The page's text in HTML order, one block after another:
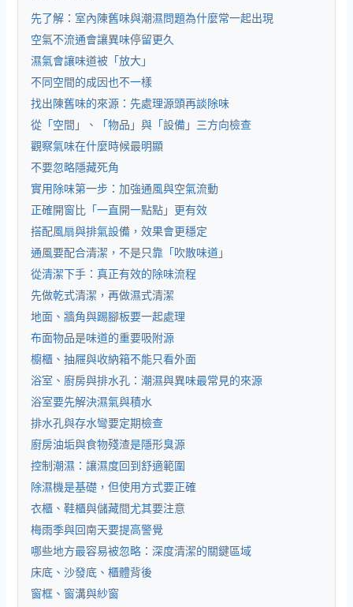
先了解：室內陳舊味與潮濕問題為什麼常一起出現
空氣不流通會讓異味停留更久
濕氣會讓味道被「放大」
不同空間的成因也不一樣
找出陳舊味的來源：先處理源頭再談除味
從「空間」、「物品」與「設備」三方向檢查
觀察氣味在什麼時候最明顯
不要忽略隱藏死角
實用除味第一步：加強通風與空氣流動
正確開窗比「一直開一點點」更有效
搭配風扇與排氣設備，效果會更穩定
通風要配合清潔，不是只靠「吹散味道」
從清潔下手：真正有效的除味流程
先做乾式清潔，再做濕式清潔
地面、牆角與踢腳板要一起處理
布面物品是味道的重要吸附源
櫥櫃、抽屜與收納箱不能只看外面
浴室、廚房與排水孔：潮濕與異味最常見的來源
浴室要先解決濕氣與積水
排水孔與存水彎要定期檢查
廚房油垢與食物殘渣是隱形臭源
控制潮濕：讓濕度回到舒適範圍
除濕機是基礎，但使用方式要正確
衣櫃、鞋櫃與儲藏間尤其要注意
梅雨季與回南天要提高警覺
哪些地方最容易被忽略：深度清潔的關鍵區域
床底、沙發底、櫃體背後
窗框、窗溝與紗窗